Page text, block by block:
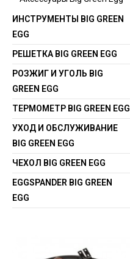
ИНСТРУМЕНТЫ BIG GREEN
EGG
РЕШЕТКА BIG GREEN EGG
РОЗЖИГ И УГОЛЬ BIG
GREEN EGG
ТЕРМОМЕТР BIG GREEN EGG
УХОД И ОБСЛУЖИВАНИЕ
BIG GREEN EGG
ЧЕХОЛ BIG GREEN EGG
EGGSPANDER BIG GREEN
EGG